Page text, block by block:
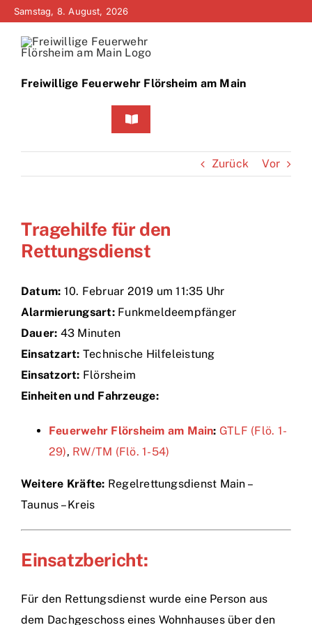
Zum
springen
Samstag, 8. August, 2026
Freiwillige Feuerwehr Flörsheim am Main
Toggle
Home
Bürgerinfo
Technik
Zurück Vor
Tragehilfe für den
Rettungsdienst
Datum: 10. Februar 2019 um 11:35 Uhr
Alarmierungsart:Funkmeldeempfänger
Dauer: 43 Minuten
Einsatzart: Technische Hilfeleistung
Einsatzort: Flörsheim
Einheiten und Fahrzeuge:
Feuerwehr Flörsheim am Main: GTLF (Flö. 1-
29), RW/TM (Flö. 1-54)
Weitere Kräfte: Regelrettungsdienst Main –
Taunus – Kreis
Einsatzbericht:
Für den Rettungsdienst wurde eine Person aus
dem Dachgeschoss eines Wohnhauses über den